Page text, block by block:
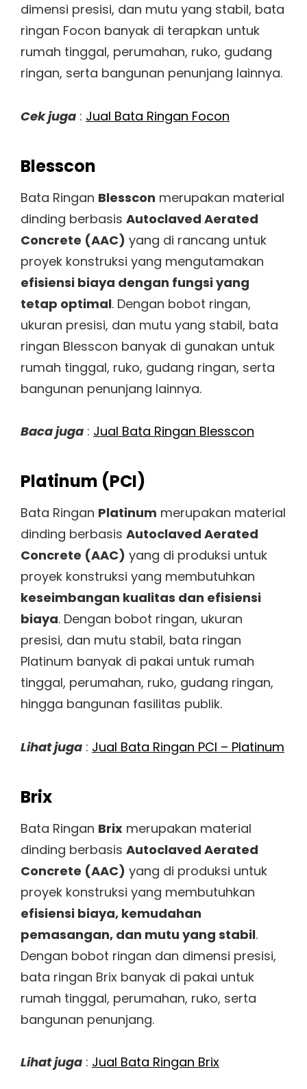
dimensi presisi, dan mutu yang stabil, bata
ringan Focon banyak di terapkan untuk
rumah tinggal, perumahan, ruko, gudang
ringan, serta bangunan penunjang lainnya.
Cek juga : Jual Bata Ringan Focon
Blesscon
Bata Ringan Blesscon merupakan material
dinding berbasis Autoclaved Aerated
Concrete (AAC) yang di rancang untuk
proyek konstruksi yang mengutamakan
efisiensi biaya dengan fungsi yang
tetap optimal. Dengan bobot ringan,
ukuran presisi, dan mutu yang stabil, bata
ringan Blesscon banyak di gunakan untuk
rumah tinggal, ruko, gudang ringan, serta
bangunan penunjang lainnya.
Baca juga : Jual Bata Ringan Blesscon
Platinum (PCI)
Bata Ringan Platinum merupakan material
dinding berbasis Autoclaved Aerated
Concrete (AAC) yang di produksi untuk
proyek konstruksi yang membutuhkan
keseimbangan kualitas dan efisiensi
biaya. Dengan bobot ringan, ukuran
presisi, dan mutu stabil, bata ringan
Platinum banyak di pakai untuk rumah
tinggal, perumahan, ruko, gudang ringan,
hingga bangunan fasilitas publik.
Lihat juga : Jual Bata Ringan PCI – Platinum
Brix
Bata Ringan Brix merupakan material
dinding berbasis Autoclaved Aerated
Concrete (AAC) yang di produksi untuk
proyek konstruksi yang membutuhkan
efisiensi biaya, kemudahan
pemasangan, dan mutu yang stabil.
Dengan bobot ringan dan dimensi presisi,
bata ringan Brix banyak di pakai untuk
rumah tinggal, perumahan, ruko, serta
bangunan penunjang.
Lihat juga : Jual Bata Ringan Brix